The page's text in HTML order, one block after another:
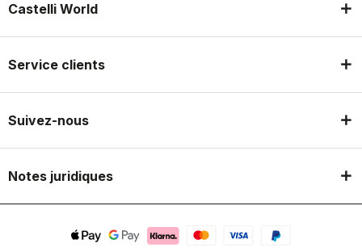
Castelli World
Service clients
Suivez-nous
Notes juridiques